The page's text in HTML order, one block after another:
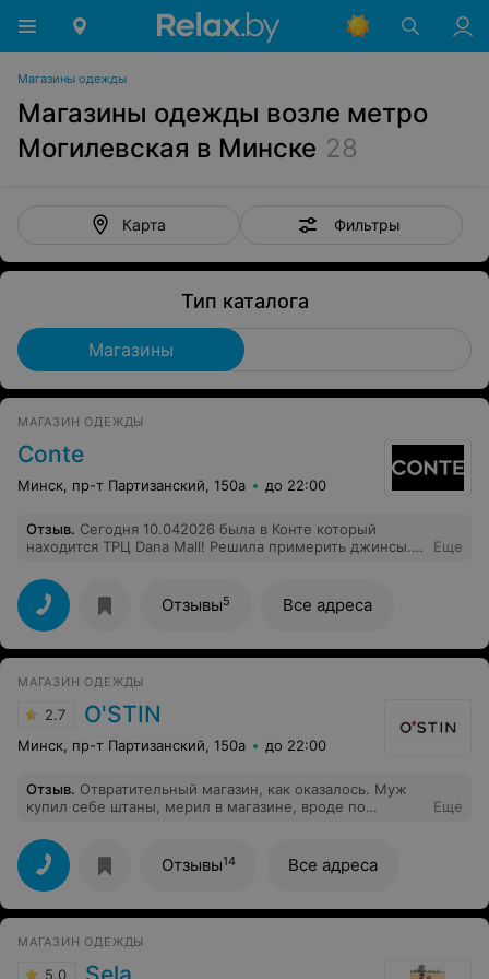
Магазины одежды
Магазины одежды возле метро
Могилевская в Минске 28
Карта Фильтры
Тип каталога
Магазины
МАГАЗИН ОДЕЖДЫ
Conte
Минск, пр-т Партизанский, 150а до 22:00
Отзыв. Сегодня 10.042026 была в Конте который
находится ТРЦ Dana Mall! Решила примерить джинсы.
идеальные ! Очень хорошее обслуживание ! Молодцы
Еще
Отзывы5 Все адреса
МАГАЗИН ОДЕЖДЫ
2.7 O'STIN
Минск, пр-т Партизанский, 150а до 22:00
Отзыв. Отвратительный магазин, как оказалось. Муж
купил себе штаны, мерил в магазине, вроде по
постирал (не знаю, как остальные люди, но обычно
вещи перед ноской стирают, особенно в теперешней
ситуации, в период пандемии, когда неизвестно
сколько человек их померяло и прочее) По итогу ещё
раз одев и посмотрев, пришли к выводу, что в
пойти в магазин, поменять на размер меньше. По итогу
продавец отказал в возврате, сказав, что вещь
Еще
Отзывы14 Все адреса
МАГАЗИН ОДЕЖДЫ
5.0